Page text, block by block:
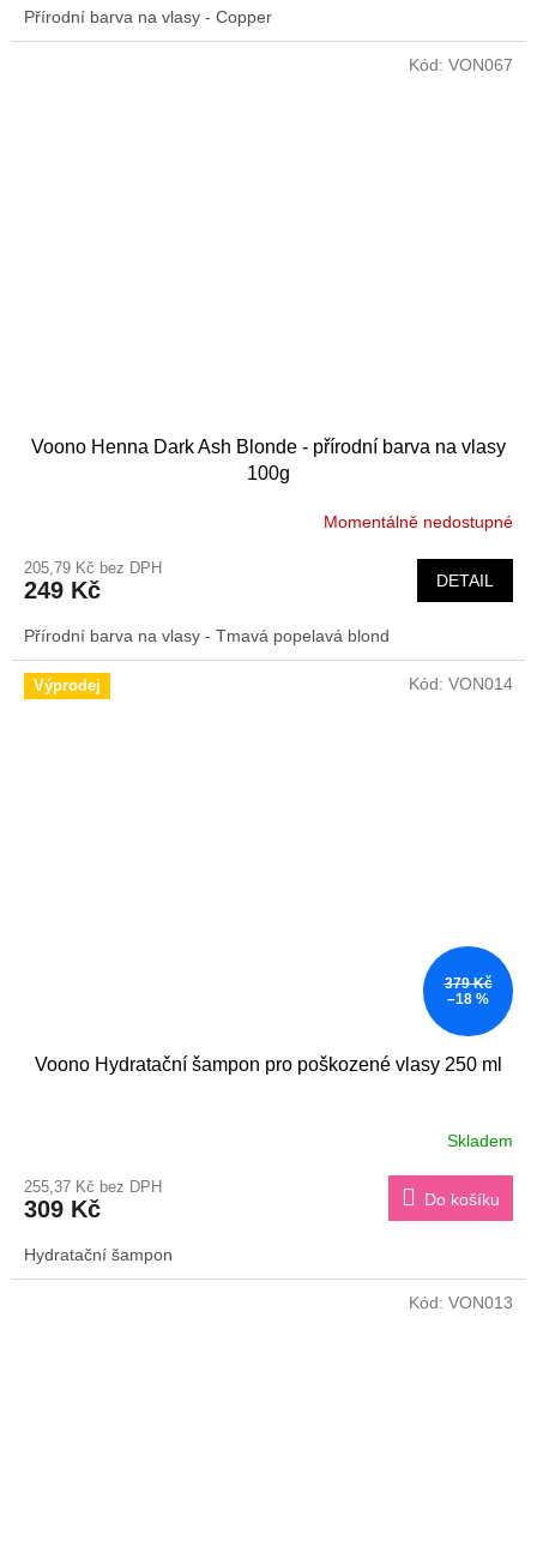
Přírodní barva na vlasy - Copper
Voono Henna Dark Ash Blonde - přírodní barva na vlasy
100g
Momentálně nedostupné
205,79 Kč bez DPH
249 Kč DETAIL
Přírodní barva na vlasy - Tmavá popelavá blond
Kód: VON067
Výprodej
379 Kč
–18 %
Voono Hydratační šampon pro poškozené vlasy 250 ml
Skladem
255,37 Kč bez DPH
309 Kč Do košíku
Hydratační šampon
Kód: VON014
Kód: VON013